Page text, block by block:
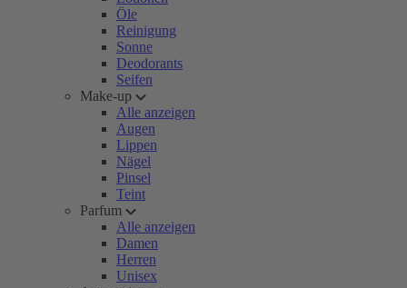
Öle
Reinigung
Sonne
Deodorants
Seifen
Make-up
Alle anzeigen
Augen
Lippen
Nägel
Pinsel
Teint
Parfum
Alle anzeigen
Damen
Herren
Unisex